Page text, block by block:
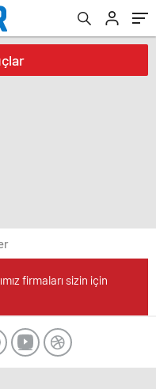
firmaları sizin için